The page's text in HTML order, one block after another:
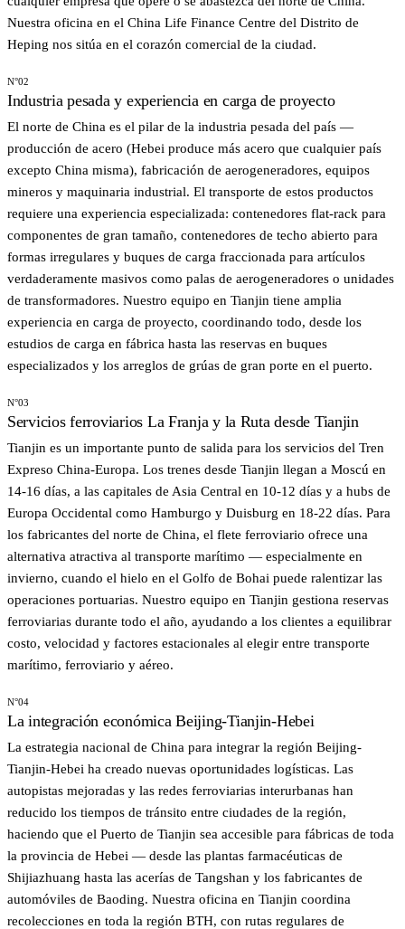
Nuestra oficina en el China Life Finance Centre del Distrito de
Heping nos sitúa en el corazón comercial de la ciudad.
N°02
Industria pesada y experiencia en carga de proyecto
El norte de China es el pilar de la industria pesada del país —
producción de acero (Hebei produce más acero que cualquier país
excepto China misma), fabricación de aerogeneradores, equipos
mineros y maquinaria industrial. El transporte de estos productos
requiere una experiencia especializada: contenedores flat-rack para
componentes de gran tamaño, contenedores de techo abierto para
formas irregulares y buques de carga fraccionada para artículos
verdaderamente masivos como palas de aerogeneradores o unidades
de transformadores. Nuestro equipo en Tianjin tiene amplia
experiencia en carga de proyecto, coordinando todo, desde los
estudios de carga en fábrica hasta las reservas en buques
especializados y los arreglos de grúas de gran porte en el puerto.
N°03
Servicios ferroviarios La Franja y la Ruta desde Tianjin
Tianjin es un importante punto de salida para los servicios del Tren
Expreso China-Europa. Los trenes desde Tianjin llegan a Moscú en
14-16 días, a las capitales de Asia Central en 10-12 días y a hubs de
Europa Occidental como Hamburgo y Duisburg en 18-22 días. Para
los fabricantes del norte de China, el flete ferroviario ofrece una
alternativa atractiva al transporte marítimo — especialmente en
invierno, cuando el hielo en el Golfo de Bohai puede ralentizar las
operaciones portuarias. Nuestro equipo en Tianjin gestiona reservas
ferroviarias durante todo el año, ayudando a los clientes a equilibrar
costo, velocidad y factores estacionales al elegir entre transporte
marítimo, ferroviario y aéreo.
N°04
La integración económica Beijing-Tianjin-Hebei
La estrategia nacional de China para integrar la región Beijing-
Tianjin-Hebei ha creado nuevas oportunidades logísticas. Las
autopistas mejoradas y las redes ferroviarias interurbanas han
reducido los tiempos de tránsito entre ciudades de la región,
haciendo que el Puerto de Tianjin sea accesible para fábricas de toda
la provincia de Hebei — desde las plantas farmacéuticas de
Shijiazhuang hasta las acerías de Tangshan y los fabricantes de
automóviles de Baoding. Nuestra oficina en Tianjin coordina
recolecciones en toda la región BTH, con rutas regulares de